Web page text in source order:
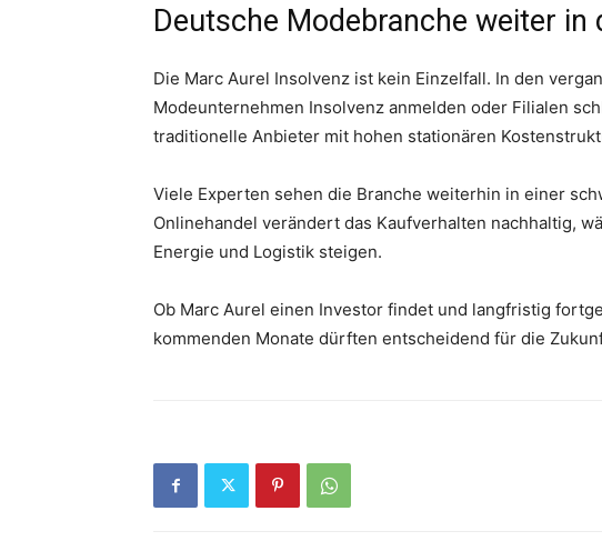
Deutsche Modebranche weiter in
Die Marc Aurel Insolvenz ist kein Einzelfall. In den
Modeunternehmen Insolvenz anmelden oder Filialen
traditionelle Anbieter mit hohen stationären
Viele Experten sehen die Branche weiterhin in einer
Onlinehandel verändert das Kaufverhalten nachhaltig,
Energie und Logistik steigen.
Ob Marc Aurel einen Investor findet und langfristig
kommenden Monate dürften entscheidend für die